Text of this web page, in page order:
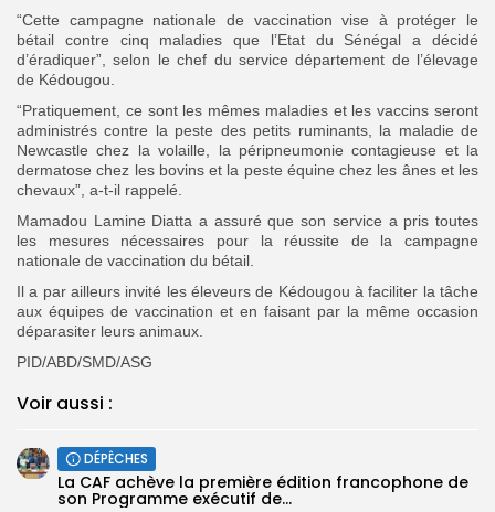
“Cette campagne nationale de vaccination vise à protéger le
bétail contre cinq maladies que l’Etat du Sénégal a décidé
d’éradiquer”, selon le chef du service département de l’élevage
de Kédougou.
“Pratiquement, ce sont les mêmes maladies et les vaccins seront
administrés contre la peste des petits ruminants, la maladie de
Newcastle chez la volaille, la péripneumonie contagieuse et la
dermatose chez les bovins et la peste équine chez les ânes et les
chevaux”, a-t-il rappelé.
Mamadou Lamine Diatta a assuré que son service a pris toutes
les mesures nécessaires pour la réussite de la campagne
nationale de vaccination du bétail.
Il a par ailleurs invité les éleveurs de Kédougou à faciliter la tâche
aux équipes de vaccination et en faisant par la même occasion
déparasiter leurs animaux.
PID/ABD/SMD/ASG
Voir aussi :
DÉPÊCHES
La CAF achève la première édition francophone de
son Programme exécutif de...